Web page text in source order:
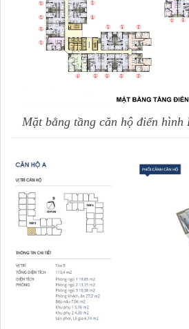
Mặt bằng tầng căn hộ điển